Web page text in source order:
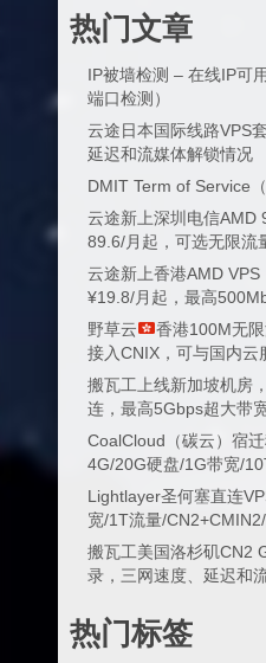
热门文章
IP被墙检测 – 在线IP可
端口检测）
云途日本国际线路VPS
延迟和流媒体解锁情况
DMIT Term of Service
云途新上深圳电信AMD
89.6/月起，可选无限流
云途新上香港AMD
¥19.8/月起，最高
野草云
香港100M无
接入CNIX，可与国内云
搬瓦工上线新加坡机房
连，最高5Gbps超大带
CoalCloud（碳云）宿
4G/20G硬盘/1G带宽/
Lightlayer圣何塞直连
宽/1T流量/
搬瓦工美国洛杉矶CN2
录，三网速度、延迟和
热门标签